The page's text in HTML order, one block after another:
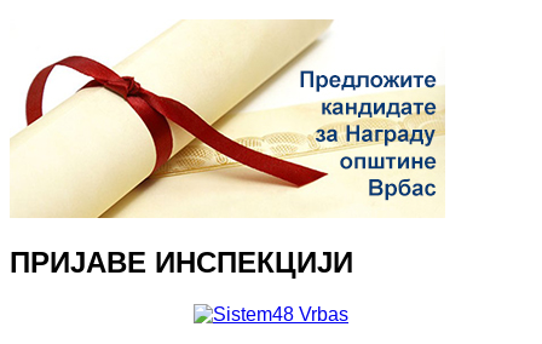
ПРИЈАВЕ ИНСПЕКЦИЈИ